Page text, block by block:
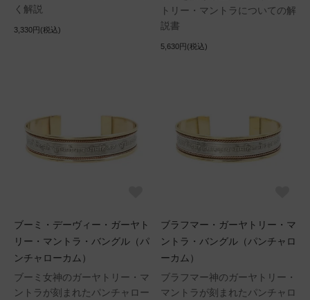
く解説
3,330円(税込)
トリー・マントラについての解
説書
5,630円(税込)
ブーミ・デーヴィー・ガーヤト
リー・マントラ・バングル（パ
ンチャローカム）
ブーミ女神のガーヤトリー・マ
ントラが刻まれたパンチャロー
ブラフマー・ガーヤトリー・マ
ントラ・バングル（パンチャロ
ーカム）
ブラフマー神のガーヤトリー・
マントラが刻まれたパンチャロ